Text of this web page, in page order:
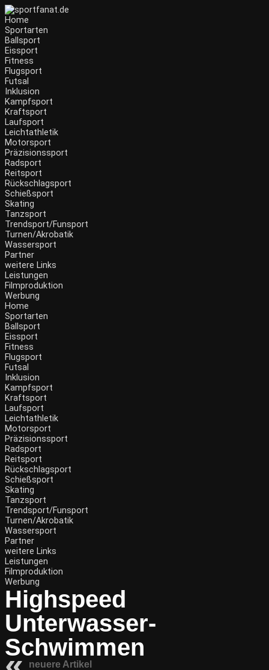
Zum
Inhalt
wechseln
Home
Sportarten
Ballsport
Eissport
Fitness
Flugsport
Futsal
Inklusion
Kampfsport
Kraftsport
Laufsport
Leichtathletik
Motorsport
Präzisionssport
Radsport
Reitsport
Rückschlagsport
Schießsport
Skating
Tanzsport
Trendsport/Funsport
Turnen/Akrobatik
Wassersport
Partner
weitere Links
Leistungen
Filmproduktion
Werbung
Menü
Home
Sportarten
Ballsport
Eissport
Fitness
Flugsport
Futsal
Inklusion
Kampfsport
Kraftsport
Laufsport
Leichtathletik
Motorsport
Präzisionssport
Radsport
Reitsport
Rückschlagsport
Schießsport
Skating
Tanzsport
Trendsport/Funsport
Turnen/Akrobatik
Wassersport
Partner
weitere Links
Leistungen
Filmproduktion
Werbung
Highspeed
Unterwasser-
Schwimmen
neuere Artikel